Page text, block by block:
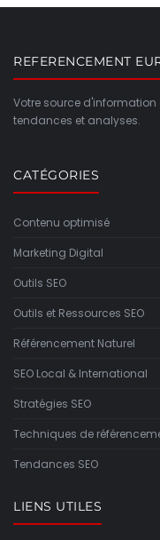
REFERENCEMENT
Votre source
tendances et analyses.
CATÉGORIES
Contenu optimisé
Marketing Digital
Outils SEO
Outils et Ressources SEO
Référencement Naturel
SEO Local & International
Stratégies SEO
Techniques de
Tendances SEO
LIENS UTILES